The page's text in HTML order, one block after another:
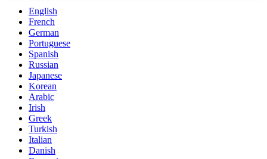
English
French
German
Portuguese
Spanish
Russian
Japanese
Korean
Arabic
Irish
Greek
Turkish
Italian
Danish